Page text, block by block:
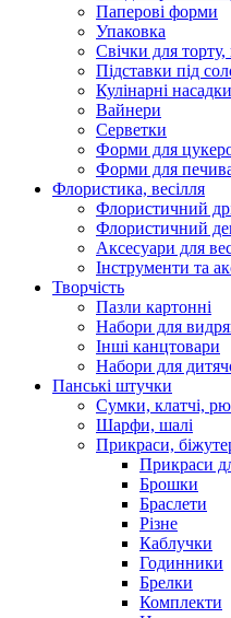
Паперові форми
Упаковка
Свічки для
Підставки під
Кулінарні
Вайнери
Серветки
Форми для
Форми для
Флористика, весілля
Флористичний
Флористичний
Аксесуари для
Інструменти та
Творчість
Пазли картонні
Набори для
Інші канцтовари
Набори для
Панські штучки
Сумки, клатчі,
Шарфи, шалі
Прикраси,
Прикраси
Брошки
Браслети
Різне
Каблучки
Годинники
Брелки
Комплекти